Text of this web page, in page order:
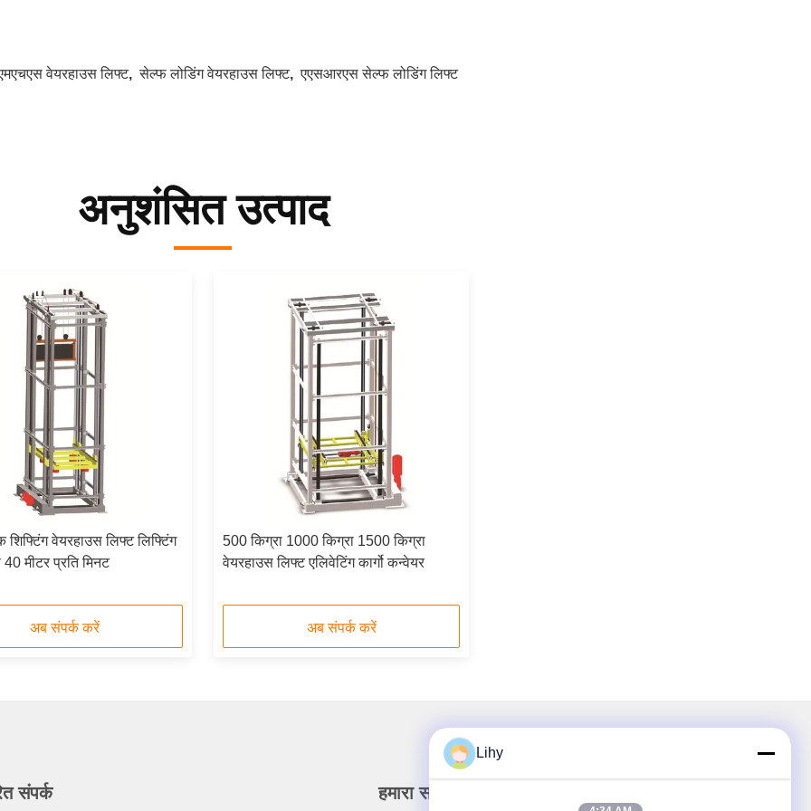
वेयरहाउस लिफ्ट,सेल्फ लोडिंग वेयरहाउस लिफ्ट,एएसआरएस सेल्फ लोडिंग लिफ्ट
अनुशंसित उत्पाद
शिफ्टिंग वेयरहाउस लिफ्ट लिफ्टिंग
मीटर प्रति मिनट
अब संपर्क करें
500 किग्रा 1000 किग्रा 1500 किग्रा
वेयरहाउस लिफ्ट एलिवेटिंग कार्गो कन्वेयर
अब संपर्क करें
संपर्क हमारा समाचार पत्र
Lihy